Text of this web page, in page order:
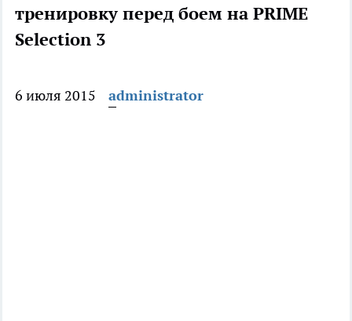
тренировку перед боем на PRIME
Selection 3
6 июля 2015 administrator